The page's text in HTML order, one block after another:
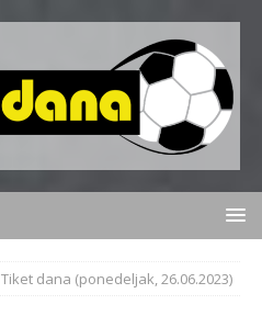
Tiket dana (ponedeljak, 26.06.2023)